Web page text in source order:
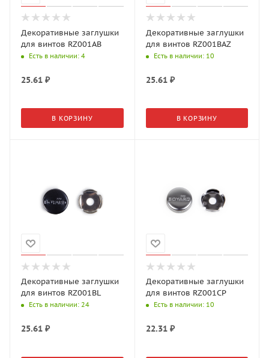
Декоративные заглушки
для винтов RZ001AB
Есть в наличии: 4
25.61 ₽
В КОРЗИНУ
Декоративные заглушки
для винтов RZ001BAZ
Есть в наличии: 10
25.61₽
В КОРЗИНУ
Декоративные заглушки
для винтов RZ001BL
Есть в наличии: 24
25.61 ₽
Декоративные заглушки
для винтов RZ001CP
Есть в наличии: 10
22.31₽